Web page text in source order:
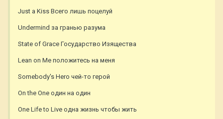
Just a Kiss Всего лишь поцелуй
Undermind за гранью разума
State of Grace Государство Изящества
Lean on Me положитесь на меня
Somebody's Hero чей-то герой
On the One один на один
One Life to Live одна жизнь чтобы жить